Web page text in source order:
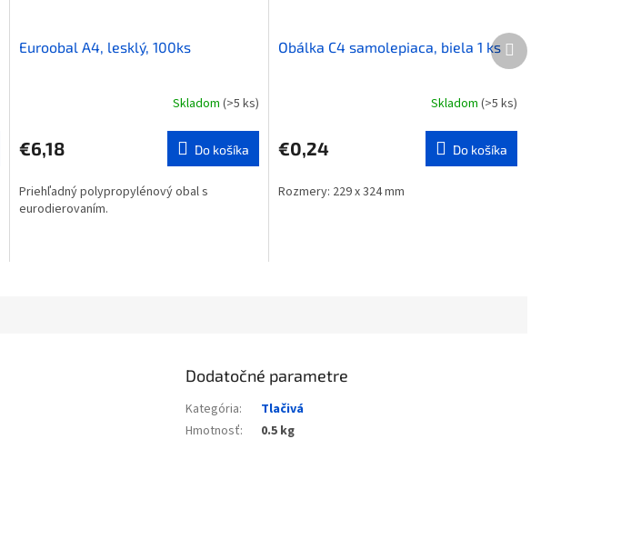
Euroobal A4, lesklý, 100ks
Skladom (>5 ks)
€6,18 Do košíka
Priehľadný polypropylénový obal s
eurodierovaním.
Obálka C4 samolepiaca, biela 1 ks
Skladom (>5 ks)
€0,24 Do košíka
Rozmery: 229 x 324 mm
Ďalší
produkt
Dodatočné parametre
Kategória:
Tlačivá
Hmotnosť: 0.5 kg